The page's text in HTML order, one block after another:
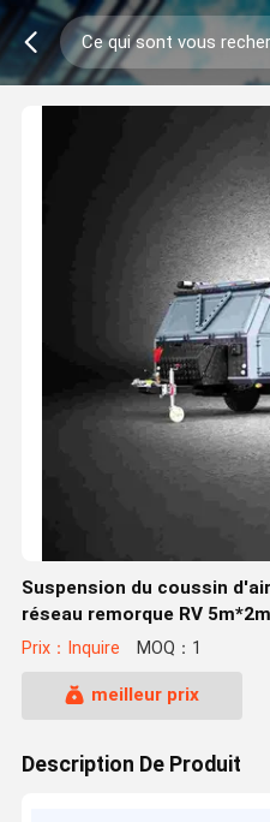
Suspension du coussin
réseau remorque RV
Prix：Inquire MOQ：1
meilleur prix
Description De Produit